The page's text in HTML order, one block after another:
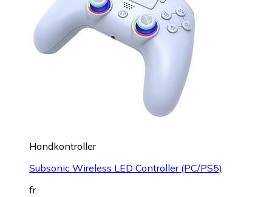
Handkontroller
Subsonic Wireless LED Controller (PC/PS5)
fr.